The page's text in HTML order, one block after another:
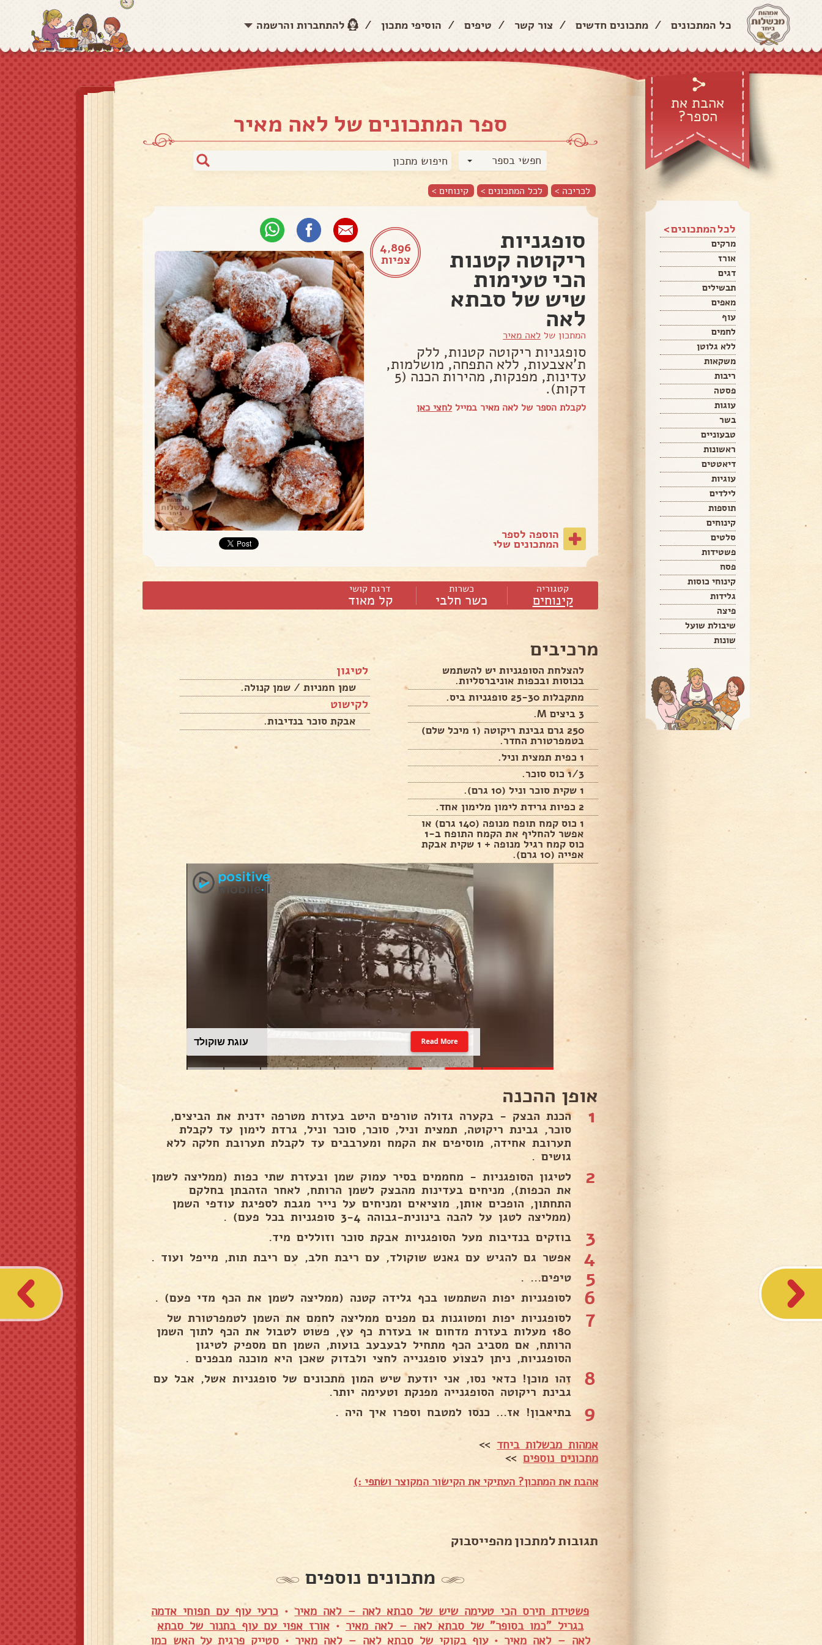
כל המתכונים / מתכונים חדשים / צור קשר / טיפים / הוסיפי מתכון / להתחברות והרשמה
אהבת את
הספר?
לכל המתכונים >
מרקים
אורז
דגים
תבשילים
מאפים
עוף
לחמים
ללא גלוטן
משקאות
ריבות
פסטה
עוגות
בשר
טבעוניים
ראשונות
דיאטטים
עוגיות
לילדים
תוספות
קינוחים
סלטים
פשטידות
פסח
קינוחי כוסות
גלידות
פיצה
שיבולת שועל
שונות
ספר המתכונים של לאה מאיר
חפשי בספר
לכריכה > לכל המתכונים > קינוחים >
4,896
צפיות
סופגניות
ריקוטה קטנות
הכי טעימות
שיש של סבתא
לאה
המתכון של לאה מאיר
סופגניות ריקוטה קטנות, ללק
ת'אצבעות, ללא התפחה, מושלמות,
עדינות, מפנקות, מהירות הכנה (5
דקות).
לקבלת הספר של לאה מאיר במייל לחצי כאן
הוספה לספר
המתכונים שלי
קטגוריה
קינוחים
כשרות
כשר חלבי
דרגת קושי
קל מאוד
מרכיבים
להצלחת הסופגניות יש להשתמש
בכוסות ובכפות אוניברסליות.
מתקבלות 25-30 סופגניות ביס.
3 ביצים M.
250 גרם גבינת ריקוטה (1 מיכל שלם)
בטמפרטורת החדר.
1 כפית תמצית וניל.
1/3 כוס סוכר.
1 שקית סוכר וניל (10 גרם).
2 כפיות גרידת לימון מלימון אחד.
1 כוס קמח תופח מנופה (140 גרם) או
אפשר להחליף את הקמח התופח ב-1
כוס קמח רגיל מנופה + 1 שקית אבקת
אפייה (10 גרם).
לטיגון
שמן חמניות / שמן קנולה.
לקישוט
אבקת סוכר בנדיבות.
עוגת שוקולד Read More
אופן ההכנה
1
הכנת הבצק - בקערה גדולה טורפים היטב בעזרת מטרפה ידנית את הביצים,
סוכר, גבינת ריקוטה, תמצית וניל, סוכר, סוכר וניל, גרדת לימון עד לקבלת
תערובת אחידה, מוסיפים את הקמח ומערבבים עד לקבלת תערובת חלקה ללא
גושים .
2
לטיגון הסופגניות - מחממים בסיר עמוק שמן ובעזרת שתי כפות (ממליצה לשמן
את הכפות), מניחים בעדינות מהבצק לשמן הרותח, לאחר הזהבתן בחלקם
התחתון, הופכים אותן, מוציאים ומניחים על נייר מגבת לספיגת עודפי השמן
(ממליצה לטגן על להבה בינונית-גבוהה 3-4 סופגניות בכל פעם) .
3 בוזקים בנדיבות מעל הסופגניות אבקת סוכר וזוללים מיד.
4 אפשר גם להגיש עם גאנש שוקולד, עם ריבת חלב, עם ריבת תות, מייפל ועוד .
5 טיפים... .
6 לסופגניות יפות השתמשו בכף גלידה קטנה (ממליצה לשמן את הכף מדי פעם) .
7
לסופגניות יפות ומטוגנות גם מפנים ממליצה לחמם את השמן לטמפרטורת של
180 מעלות בעזרת מדחום או בעזרת כף עץ, פשוט לטבול את הכף לתוך השמן
הרותח, אם מסביב הכף מתחיל לבעבעב בועות, השמן חם מספיק לטיגון
הסופגניות, ניתן לבצוע סופגנייה לחצי ולבדוק שאכן היא מוכנה מבפנים .
8
זהו מוכן! כדאי נסו, אני יודעת שיש המון מתכונים של סופגניות אשל, אבל עם
גבינת ריקוטה הסופגנייה מפנקת וטעימה יותר.
9 בתיאבון! אז... כנסו למטבח וספרו איך היה .
אמהות מבשלות ביחד >>
מתכונים נוספים>>
אהבת את המתכון? העתיקי את הקישור המקוצר ושתפי :)
תגובות למתכון מהפייסבוק
מתכונים נוספים
פשטידת תירס הכי טעימה שיש של סבתא לאה – לאה מאיר• כרעי עוף עם תפוחי אדמה
בגריל "כמו בסופר" של סבתא לאה – לאה מאיר •אורז אפוי עם עוף בתנור של סבתא
לאה – לאה מאיר •עוף בקוקי של סבתא לאה – לאה מאיר •סטייק פרגית על האש כמו